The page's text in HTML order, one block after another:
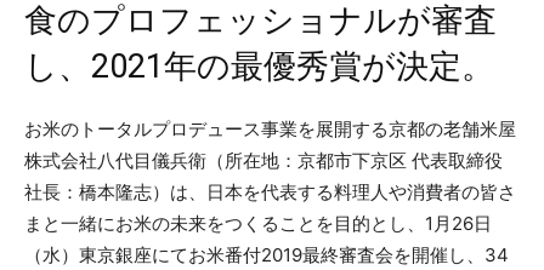
食のプロフェッショナルが審査
し、2021年の最優秀賞が決定。
お米のトータルプロデュース事業を展開する京都の老舗米屋
株式会社八代目儀兵衛（所在地：京都市下京区 代表取締役
社長：橋本隆志）は、日本を代表する料理人や消費者の皆さ
まと一緒にお米の未来をつくることを目的とし、1月26日
（水）東京銀座にてお米番付2019最終審査会を開催し、34